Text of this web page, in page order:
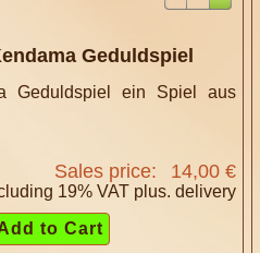
Geduldspiel
Geduldspiel ein Spiel aus
Sales price: 14,00 €
19% VAT plus. delivery